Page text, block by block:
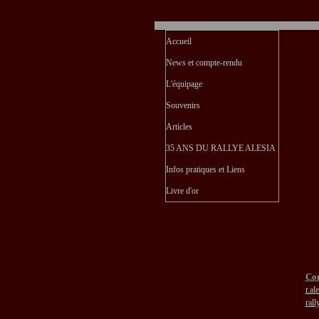
Accueil
News et compte-rendu
L'équipage
Souvenirs
Articles
35 ANS DU RALLYE ALESIA
Infos pratiques et Liens
Livre d'or